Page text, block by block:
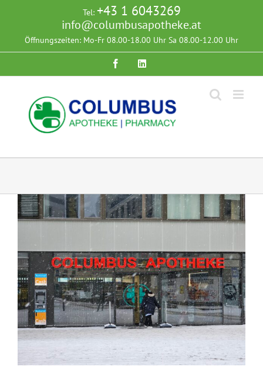
springen
Tel: +43 1 6043269
info@columbusapotheke.at
Öffnungszeiten: Mo-Fr 08.00-18.00 Uhr Sa 08.00-12.00 Uhr
FacebookInstagram